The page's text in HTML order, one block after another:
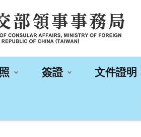
簽證 文件證明